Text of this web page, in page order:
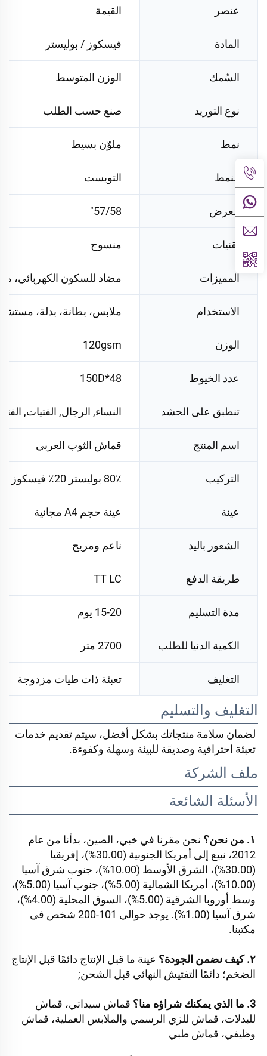
عنصر القيمة
المادة فيسكوز / بوليستر
السُمك الوزن المتوسط
نوع التوريد صنع حسب الطلب
نمط ملوّن بسيط
النمط التويست
العرض 57/58"
تقنيات منسوج
المميزات مضاد للسكون الكهربائي،
الاستخدام ملابس، بطانة، بدلة،
الوزن 120gsm
عدد الخيوط 48*150D
تنطبق على الحشد النساء, الرجال, الفتيات,
اسم المنتج قماش الثوب العربي
التركيب 80٪ بوليستر 20٪ فيسكوز
عينة عينة حجم A4 مجانية
الشعور باليد ناعم ومريح
طريقة الدفع TT LC
مدة التسليم 15-20 يوم
الكمية الدنيا للطلب 2700 متر
التغليف تعبئة ذات طيات مزدوجة
التغليف والتسليم
تعبئة احترافية وصديقة للبيئة وسهلة وكفوءة.
ملف الشركة
الأسئلة الشائعة
١. من نحن؟
مكتبنا.
٢. كيف نضمن الجودة؟
الضخم؛ دائمًا التفتيش النهائي قبل الشحن;
3. ما الذي يمكنك شراؤه منا؟
وظيفي، قماش طبي